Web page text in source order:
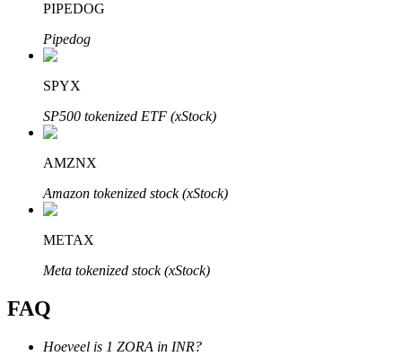
Bitrue Affiliates
Tot 65% commissies!
Doorverwijzing
PIPEDOG
Pipedog
SPYX
SP500 tokenized ETF (xStock)
AMZNX
Amazon tokenized stock (xStock)
METAX
Meta tokenized stock (xStock)
FAQ
Hoeveel is 1 ZORA in INR?